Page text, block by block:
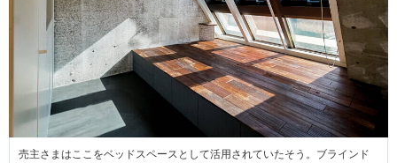
売主さまはここをベッドスペースとして活用されていたそう。ブラインド